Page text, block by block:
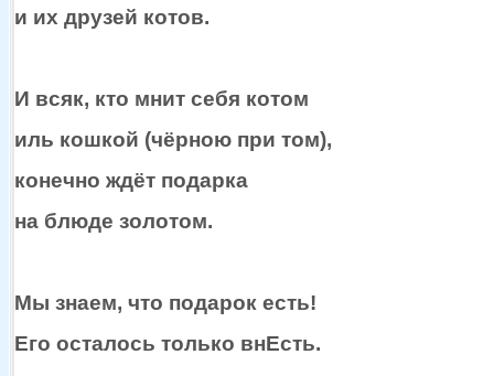
и их друзей котов.
И всяк, кто мнит себя котом
иль кошкой (чёрною при том),
конечно ждёт подарка
на блюде золотом.
Мы знаем, что подарок есть!
Его осталось только внЕсть.